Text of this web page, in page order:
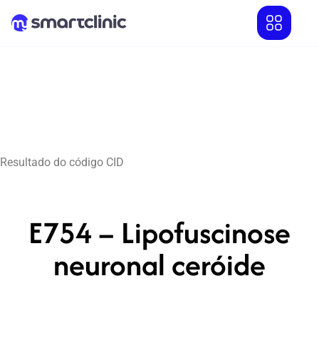
Resultado do código CID
E754 – Lipofuscinose
neuronal ceróide